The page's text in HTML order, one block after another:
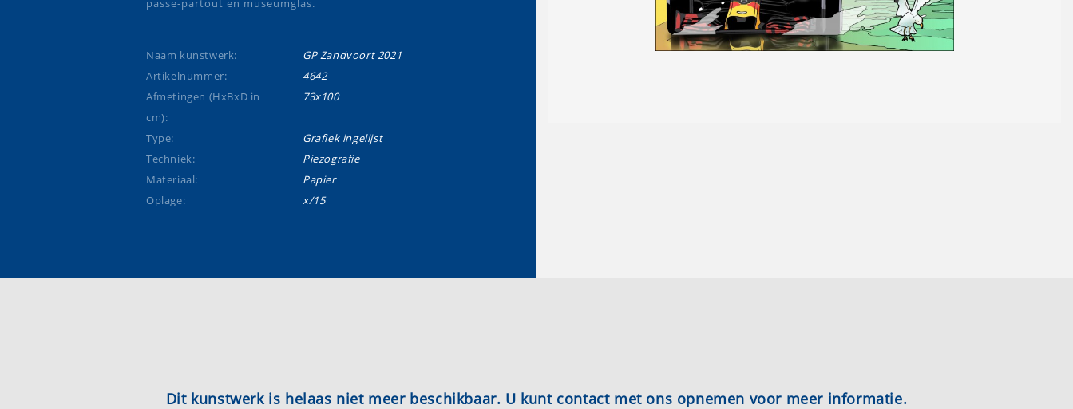
passe-partout en museumglas.
Naam kunstwerk:
GP Zandvoort 2021
Artikelnummer:
4642
Afmetingen (HxBxD in
cm):
73x100
Type:
Grafiek ingelijst
Techniek:
Piezografie
Materiaal:
Papier
Oplage:
x/15
Dit kunstwerk is helaas niet meer beschikbaar. U kunt contact met ons opnemen voor meer informatie.